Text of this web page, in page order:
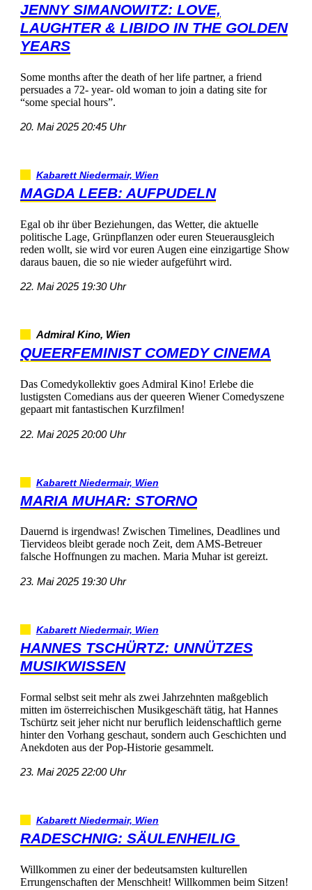
JENNYSIMANOWITZ:LOVE,
LAUGHTER&LIBIDOINTHEGOLDEN
YEARS
Somemonthsafterthedeathofherlifepartner,afriend
persuadesa72-year-oldwomantojoinadatingsitefor
“somespecialhours”.
20.Mai202520:45Uhr
KabarettNiedermair,Wien
MAGDALEEB:AUFPUDELN
EgalobihrüberBeziehungen,dasWetter,dieaktuelle
politischeLage,GrünpflanzenodereurenSteuerausgleich
redenwollt,siewirdvoreurenAugeneineeinzigartigeShow
darausbauen,diesoniewiederaufgeführtwird.
22.Mai202519:30Uhr
AdmiralKino,Wien
QUEERFEMINISTCOMEDYCINEMA
DasComedykollektivgoesAdmiralKino!Erlebedie
lustigstenComediansausderqueerenWienerComedyszene
gepaartmitfantastischenKurzfilmen!
22.Mai202520:00Uhr
KabarettNiedermair,Wien
MARIAMUHAR:STORNO
Dauerndisirgendwas!ZwischenTimelines,Deadlinesund
TiervideosbleibtgeradenochZeit,demAMS-Betreuer
falscheHoffnungenzumachen.MariaMuharistgereizt.
23.Mai202519:30Uhr
KabarettNiedermair,Wien
HANNESTSCHÜRTZ:UNNÜTZES
MUSIKWISSEN
FormalselbstseitmehralszweiJahrzehntenmaßgeblich
mittenimösterreichischenMusikgeschäfttätig,hatHannes
Tschürtzseitjehernichtnurberuflichleidenschaftlichgerne
hinterdenVorhanggeschaut,sondernauchGeschichtenund
AnekdotenausderPop-Historiegesammelt.
23.Mai202522:00Uhr
KabarettNiedermair,Wien
RADESCHNIG:SÄULENHEILIG
Willkommenzueinerderbedeutsamstenkulturellen
ErrungenschaftenderMenschheit!WillkommenbeimSitzen!